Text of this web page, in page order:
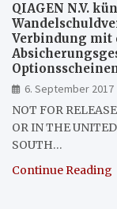
QIAGEN N.V.
Verbindung mit
6. September 2017
NOT FOR
OR IN THE
SOUTH…
Continue Reading